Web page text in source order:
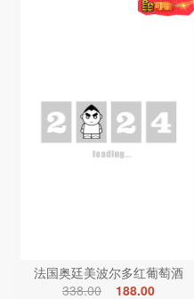
法国奥廷美波尔多红葡萄酒
338.00
188.00